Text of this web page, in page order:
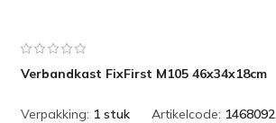
Verbandkast FixFirst M105 46x34x18cm
Verpakking: 1 stuk Artikelcode: 1468092